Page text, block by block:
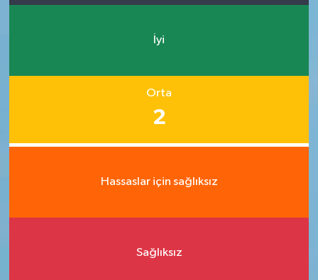
İyi
Orta
2
Hassaslar için sağlıksız
Sağlıksız